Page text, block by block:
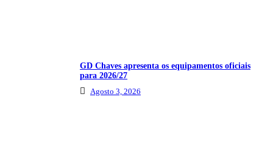
GD Chaves apresenta os equipamentos oficiais
para 2026/27
Agosto 3, 2026